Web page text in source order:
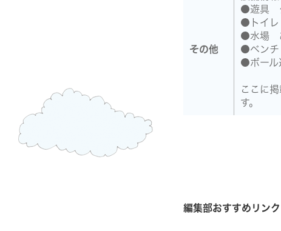
その他
●遊具
●トイ
●水場
●ベン
●ボール
ここに
す。
編集部おすすめリンク